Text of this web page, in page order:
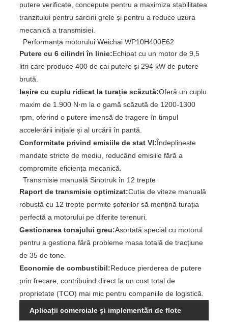
putere verificate, concepute pentru a maximiza stabilitatea
tranzitului pentru sarcini grele și pentru a reduce uzura
mecanică a transmisiei.
Performanța motorului Weichai WP10H400E62
Putere cu 6 cilindri în linie:Echipat cu un motor de 9,5
litri care produce 400 de cai putere și 294 kW de putere
brută.
Ieșire cu cuplu ridicat la turație scăzută:Oferă un cuplu
maxim de 1.900 N·m la o gamă scăzută de 1200-1300
rpm, oferind o putere imensă de tragere în timpul
accelerării inițiale și al urcării în pantă.
Conformitate privind emisiile de stat VI:Îndeplinește
mandate stricte de mediu, reducând emisiile fără a
compromite eficiența mecanică.
Transmisie manuală Sinotruk în 12 trepte
Raport de transmisie optimizat:Cutia de viteze manuală
robustă cu 12 trepte permite șoferilor să mențină turația
perfectă a motorului pe diferite terenuri.
Gestionarea tonajului greu:Asortată special cu motorul
pentru a gestiona fără probleme masa totală de tracțiune
de 35 de tone.
Economie de combustibil:Reduce pierderea de putere
prin frecare, contribuind direct la un cost total de
proprietate (TCO) mai mic pentru companiile de logistică.
Aplicații comerciale și implementări de flote